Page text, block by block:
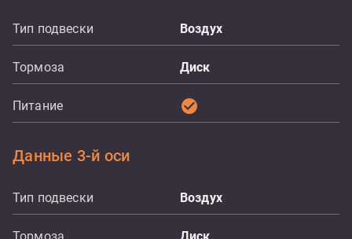
Тип подвески Воздух
Тормоза Диск
Питание check_circle
Данные 3-й оси
Тип подвески Воздух